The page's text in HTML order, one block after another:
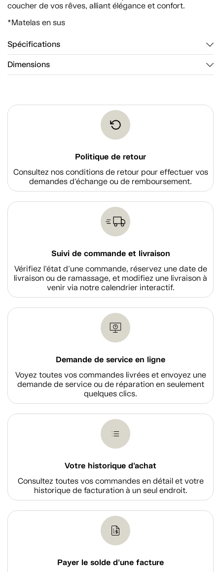
coucher de vos rêves, alliant élégance et confort.
*Matelas en sus
Spécifications
Dimensions
Politique de retour
Consultez nos conditions de retour pour effectuer vos
demandes d'échange ou de remboursement.
Suivi de commande et livraison
Vérifiez l'état d'une commande, réservez une date de
livraison ou de ramassage, et modifiez une livraison à
venir via notre calendrier interactif.
Demande de service en ligne
Voyez toutes vos commandes livrées et envoyez une
demande de service ou de réparation en seulement
quelques clics.
Votre historique d'achat
Consultez toutes vos commandes en détail et votre
historique de facturation à un seul endroit.
Payer le solde d'une facture